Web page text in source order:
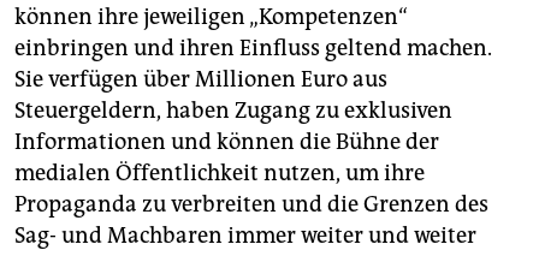
können ihre jeweiligen „Kompetenzen“
einbringen und ihren Einfluss geltend machen.
Sie verfügen über Millionen Euro aus
Steuergeldern, haben Zugang zu exklusiven
Informationen und können die Bühne der
medialen Öffentlichkeit nutzen, um ihre
Propaganda zu verbreiten und die Grenzen des
Sag- und Machbaren immer weiter und weiter